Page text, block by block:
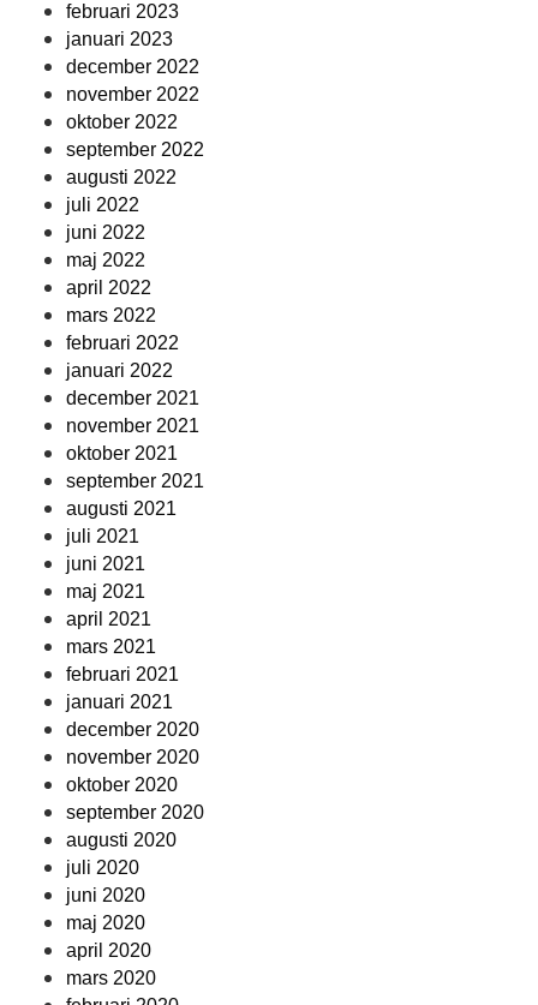
februari 2023
januari 2023
december 2022
november 2022
oktober 2022
september 2022
augusti 2022
juli 2022
juni 2022
maj 2022
april 2022
mars 2022
februari 2022
januari 2022
december 2021
november 2021
oktober 2021
september 2021
augusti 2021
juli 2021
juni 2021
maj 2021
april 2021
mars 2021
februari 2021
januari 2021
december 2020
november 2020
oktober 2020
september 2020
augusti 2020
juli 2020
juni 2020
maj 2020
april 2020
mars 2020